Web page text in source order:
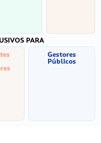
PARA
Gestores
Públicos